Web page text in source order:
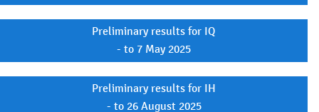
Preliminary results for IQ
- to 7 May 2025
Preliminary results for IH
- to 26 August 2025